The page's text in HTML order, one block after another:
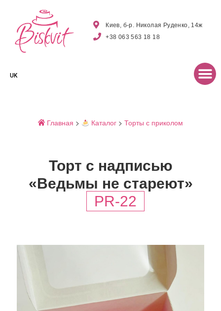
Киев, б-р. Николая Руденко, 14ж
+38 063 563 18 18
UK
Главная > Каталог> Торты с приколом
Торт с надписью
«Ведьмы не стареют»
PR-22